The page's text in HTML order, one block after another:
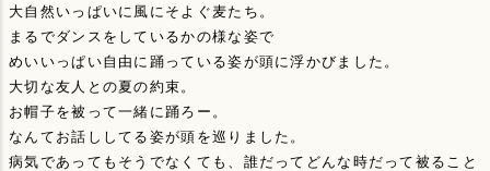
大自然いっぱいに風にそよぐ麦たち。
まるでダンスをしているかの様な姿で
めいいっぱい自由に踊っている姿が頭に浮かびました。
大切な友人との夏の約束。
お帽子を被って一緒に踊ろー。
なんてお話ししてる姿が頭を巡りました。
病気であってもそうでなくても、誰だってどんな時だって被ること